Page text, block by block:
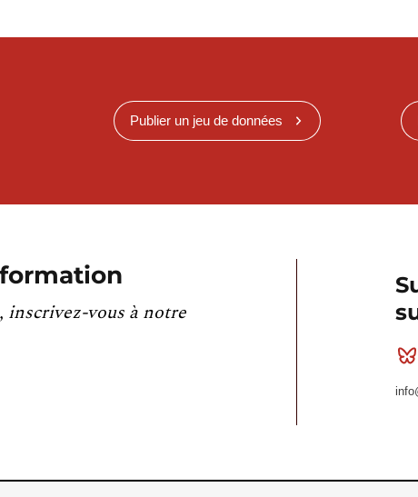
Publier un jeu de données
inscrivez-vous à notre